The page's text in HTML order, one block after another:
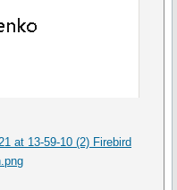
at 13-59-10 (2) Firebird